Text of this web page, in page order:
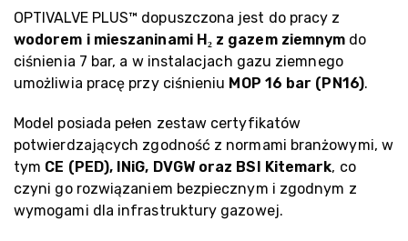
OPTIVALVE PLUS™ dopuszczona jest do pracy z
wodorem i mieszaninami H₂ z gazem ziemnym do
ciśnienia 7 bar, a w instalacjach gazu ziemnego
umożliwia pracę przy ciśnieniu MOP 16 bar (PN16).
Model posiada pełen zestaw certyfikatów
potwierdzających zgodność z normami branżowymi, w
tym CE (PED), INiG, DVGW oraz BSI Kitemark, co
czyni go rozwiązaniem bezpiecznym i zgodnym z
wymogami dla infrastruktury gazowej.